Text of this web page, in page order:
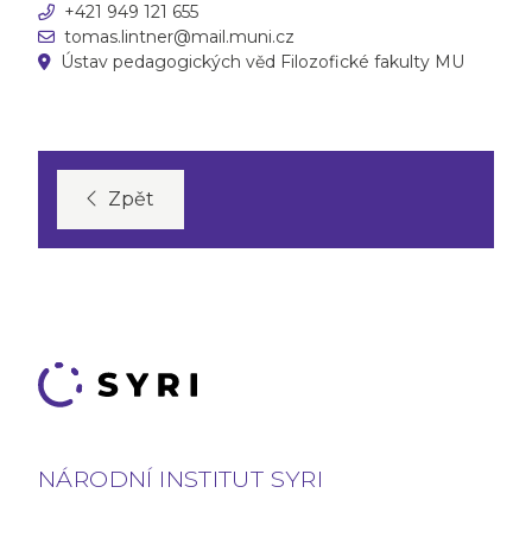
+421 949 121 655
tomas.lintner@mail.muni.cz
Ústav pedagogických věd Filozofické fakulty MU
Zpět
NÁRODNÍ INSTITUT SYRI